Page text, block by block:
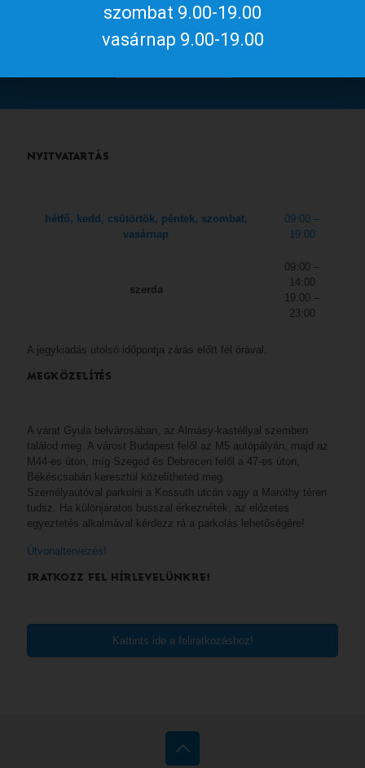
Aktuális gyulai programokért, irány
NYITVATARTÁS
hétfő, kedd, csütörtök, péntek, szombat,
vasárnap
09:00 –
19:00
szerda
09:00 –
14:00
19:00 –
23:00
A jegykiadás utolsó időpontja zárás előtt fél órával.
MEGKÖZELÍTÉS
A várat Gyula belvárosában, az Almásy-kastéllyal szemben
találod meg. A várost Budapest felől az M5 autópályán, majd az
M44-es úton, míg Szeged és Debrecen felől a 47-es úton,
Békéscsabán keresztül közelítheted meg.
Személyautóval parkolni a Kossuth utcán vagy a Maróthy téren
tudsz. Ha különjáratos busszal érkeznétek, az előzetes
egyeztetés alkalmával kérdezz rá a parkolás lehetőségére!
Útvonaltervezés!
IRATKOZZ FEL HÍRLEVELÜNKRE!
Kattints ide a feliratkozáshoz!
szombat 9.00-19.00
vasárnap 9.00-19.00